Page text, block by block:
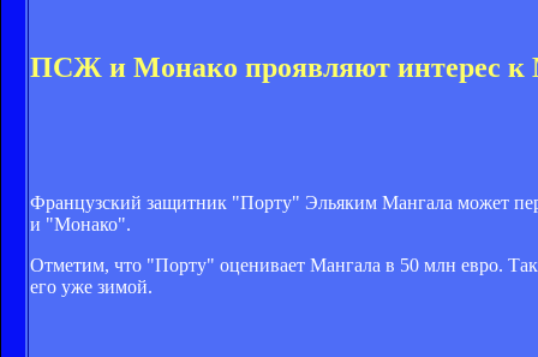
ПСЖ и Монако проявляют интерес к
Французский защитник "Порту" Эльяким Мангала может
и "Монако".
Отметим, что "Порту" оценивает Мангала в 50 млн евро.
его уже зимой.